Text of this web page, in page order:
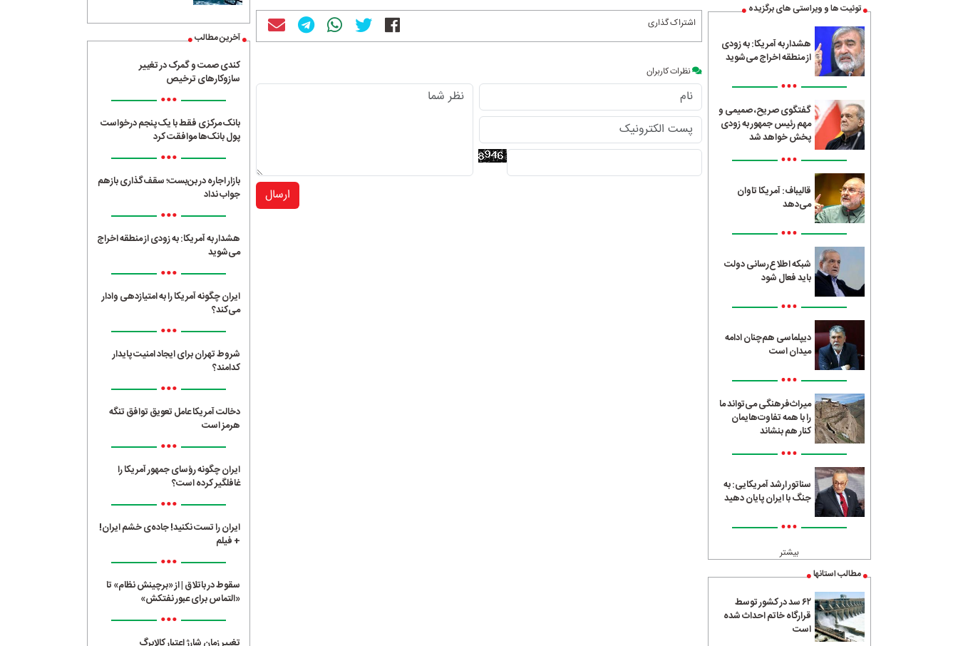
توئیت ها و ویراستی های برگزیده
هشدار به آمریکا: به زودی
از منطقه اخراج می‌شوید
•••
گفتگوی صریح، صمیمی و
مهم رئیس جمهور به زودی
پخش خواهد شد
•••
قالیباف: آمریکا تاوان
می‌دهد
•••
شبکه اطلاع‌رسانی دولت
باید فعال شود
•••
دیپلماسی هم‌چنان ادامه
میدان است
•••
میراث‌فرهنگی می‌تواند ما
را با همه تفاوت‌هایمان
کنار هم بنشاند
•••
سناتور ارشد آمریکایی: به
جنگ با ایران پایان دهید
•••
بیشتر
مطالب استانها
۶۲ سد در کشور توسط
قرارگاه خاتم احداث شده
است
اشتراک گذاری
نظرات کاربران
ارسال
آخرین مطالب
کندی صمت و گمرک در تغییر
سازوکارهای ترخیص
•••
بانک مرکزی فقط با یک‌ پنجم درخواست
پول بانک‌ها موافقت کرد
•••
بازار اجاره در بن‌بست؛ سقف‌گذاری بازهم
جواب نداد
•••
هشدار به آمریکا: به زودی از منطقه اخراج
می‌شوید
•••
ایران چگونه آمریکا را به امتیازدهی وادار
می‌کند؟
•••
شروط تهران برای ایجاد امنیت پایدار
کدامند؟
•••
دخالت آمریکا عامل تعویق توافق تنگه
هرمز است
•••
ایران چگونه رؤسای جمهور آمریکا را
غافلگیر کرده است؟
•••
ایران را تست نکنید! جاده‌ی خشم ایران!
+ فیلم
•••
سقوط در باتلاق | از «برچینش نظام» تا
«التماس برای عبور نفتکش»
•••